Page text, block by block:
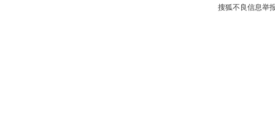
搜狐不良信息举